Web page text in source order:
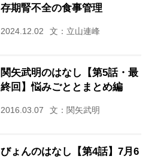
存期腎不全の食事管理
2024.12.02 文：立山連峰
関矢武明のはなし【第5話・最
終回】悩みごととまとめ編
2016.03.07 文：関矢武明
びょんのはなし【第4話】7月6